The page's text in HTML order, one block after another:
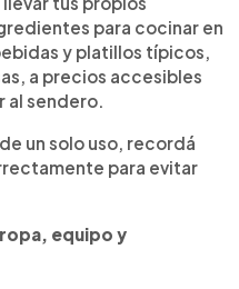
para cocinar en
y platillos típicos,
a precios accesibles
al sendero.
un solo uso, recordá
para evitar
equipo y